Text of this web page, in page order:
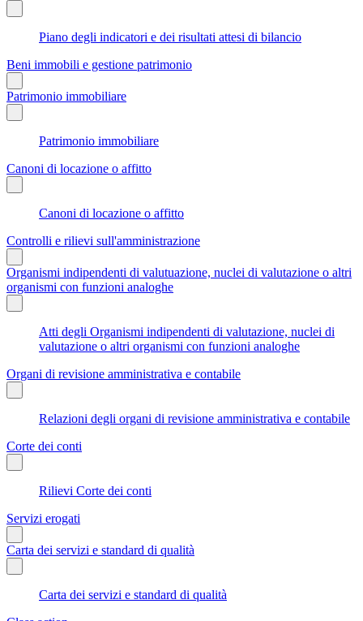
Piano degli indicatori e dei risultati attesi di bilancio
Beni immobili e gestione patrimonio
Patrimonio immobiliare
Patrimonio immobiliare
Canoni di locazione o affitto
Canoni di locazione o affitto
Controlli e rilievi sull'amministrazione
Organismi indipendenti di valutuazione, nuclei di valutazione o altri
organismi con funzioni analoghe
Atti degli Organismi indipendenti di valutazione, nuclei di
valutazione o altri organismi con funzioni analoghe
Organi di revisione amministrativa e contabile
Relazioni degli organi di revisione amministrativa e contabile
Corte dei conti
Rilievi Corte dei conti
Servizi erogati
Carta dei servizi e standard di qualità
Carta dei servizi e standard di qualità